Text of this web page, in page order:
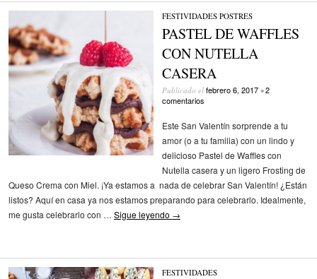
FESTIVIDADES/POSTRES
PASTEL DE WAFFLES
CON NUTELLA
CASERA
Publicado el febrero 6, 2017 •2
comentarios
Este San Valentín sorprende a tu
amor (o a tu familia) con un lindo y
delicioso Pastel de Waffles con
Nutella casera y un ligero Frosting de
Queso Crema con Miel. ¡Ya estamos a nada de celebrar San Valentín! ¿Están
listos? Aquí en casa ya nos estamos preparando para celebrarlo. Idealmente,
me gusta celebrarlo con … Sigue leyendo →
FESTIVIDADES